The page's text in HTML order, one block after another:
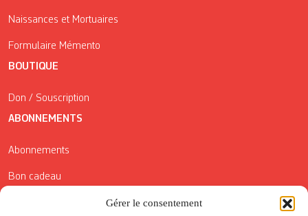
Gérer le consentement
Naissances et Mortuaires
Formulaire Mémento
BOUTIQUE
Don / Souscription
ABONNEMENTS
Abonnements
Bon cadeau
Conditions générales de vente